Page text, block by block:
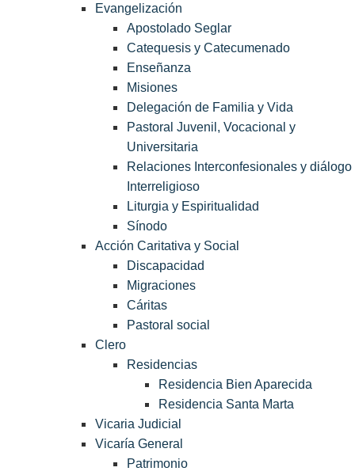
Evangelización
Apostolado Seglar
Catequesis y Catecumenado
Enseñanza
Misiones
Delegación de Familia y Vida
Pastoral Juvenil, Vocacional y
Universitaria
Relaciones Interconfesionales y diálogo
Interreligioso
Liturgia y Espiritualidad
Sínodo
Acción Caritativa y Social
Discapacidad
Migraciones
Cáritas
Pastoral social
Clero
Residencias
Residencia Bien Aparecida
Residencia Santa Marta
Vicaria Judicial
Vicaría General
Patrimonio